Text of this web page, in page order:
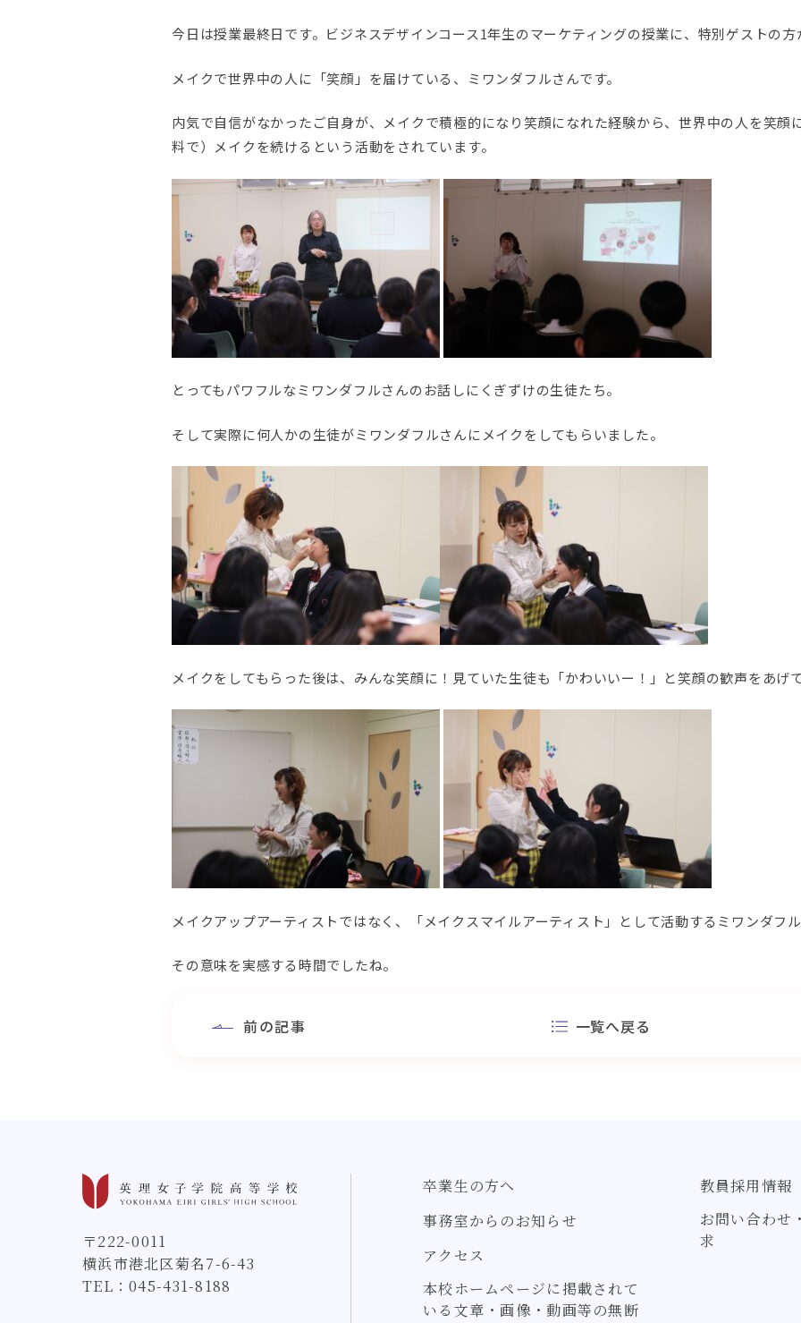
今日は授業最終日です。ビジネスデザインコース1年生のマーケティングの授業に、特別ゲストの方
メイクで世界中の人に「笑顔」を届けている、ミワンダフルさんです。
内気で自信がなかったご自身が、メイクで積極的になり笑顔になれた経験から、世界中の人を笑顔
料で）メイクを続けるという活動をされています。
とってもパワフルなミワンダフルさんのお話しにくぎずけの生徒たち。
そして実際に何人かの生徒がミワンダフルさんにメイクをしてもらいました。
メイクをしてもらった後は、みんな笑顔に！見ていた生徒も「かわいいー！」と笑顔の歓声をあげ
メイクアップアーティストではなく、「メイクスマイルアーティスト」として活動するミワンダフル
その意味を実感する時間でしたね。
前の記事 一覧へ戻る
〒222-0011
横浜市港北区菊名7-6-43
TEL：045-431-8188
卒業生の方へ
事務室からのお知らせ
アクセス
本校ホームページに掲載されて
いる文章・画像・動画等の無断
教員採用情報
お問い合わせ
求